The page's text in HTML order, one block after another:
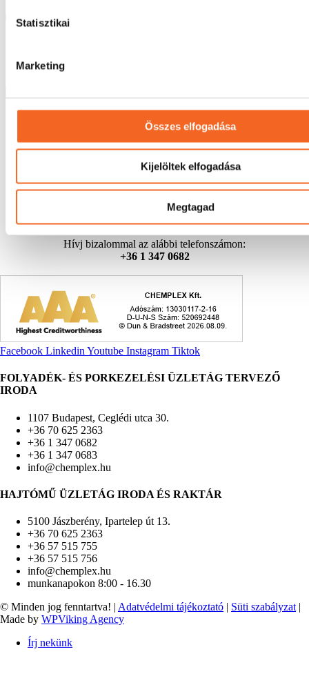
Statisztikai
Marketing
Összes elfogadása
Kijelöltek elfogadása
Megtagad
Hívj bizalommal az alábbi telefonszámon:
+36 1 347 0682
Facebook Linkedin Youtube Instagram Tiktok
FOLYADÉK- ÉS PORKEZELÉSI ÜZLETÁG TERVEZŐ
IRODA
1107 Budapest, Ceglédi utca 30.
+36 70 625 2363
+36 1 347 0682
+36 1 347 0683
info@chemplex.hu
HAJTÓMŰ ÜZLETÁG IRODA ÉS RAKTÁR
5100 Jászberény, Ipartelep út 13.
+36 70 625 2363
+36 57 515 755
+36 57 515 756
info@chemplex.hu
munkanapokon 8:00 - 16.30
© Minden jog fenntartva! | Adatvédelmi tájékoztató | Süti szabályzat |
Made by WPViking Agency
Írj nekünk